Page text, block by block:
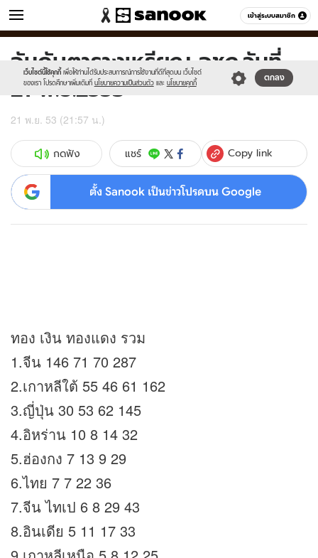
เข้าสู่ระบบสมาชิก
ข่าว หมวดอื่นๆ
เว็บไซต์นี้ใช้คุกกี้ เพื่อให้ท่านได้รับประสบการณ์การใช้งานที่ดีที่สุดบน เว็บไซต์
ของเรา โปรดศึกษาเพิ่มเติมที่ นโยบายความเป็นส่วนตัว และ นโยบายคุกกี้
ตกลง
Sanook
//s.isanook.com/sr/0/images/logo-
new-
sanook.png
600
60
อันดับตารางเหรียญ อชก.วันที่
21 พ.ย.2553
21 พ.ย. 53 (21:57 น.)
กดฟัง แชร์ Copy link
ตั้ง Sanook เป็นข่าวโปรดบน Google
ทอง เงิน ทองแดง รวม
1.จีน 146 71 70 287
2.เกาหลีใต้ 55 46 61 162
3.ญี่ปุ่น 30 53 62 145
4.อิหร่าน 10 8 14 32
5.ฮ่องกง 7 13 9 29
6.ไทย 7 7 22 36
7.จีน ไทเป 6 8 29 43
8.อินเดีย 5 11 17 33